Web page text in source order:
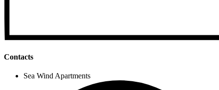
Contacts
Sea Wind Apartments